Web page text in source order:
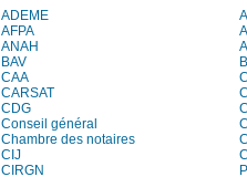
ADEME
AFPA
ANAH
BAV
CAA
CARSAT
CDG
Conseil général
Chambre des notaires
CIJ
CIRGN